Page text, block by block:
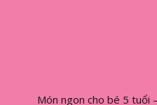
Món ngon cho bé 5 tuổi